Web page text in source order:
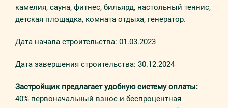
камелия, сауна, фитнес, бильярд, настольный теннис,
детская площадка, комната отдыха, генератор.
Дата начала строительства: 01.03.2023
Дата завершения строительства: 30.12.2024
Застройщик предлагает удобную систему оплаты:
40% первоначальный взнос и беспроцентная